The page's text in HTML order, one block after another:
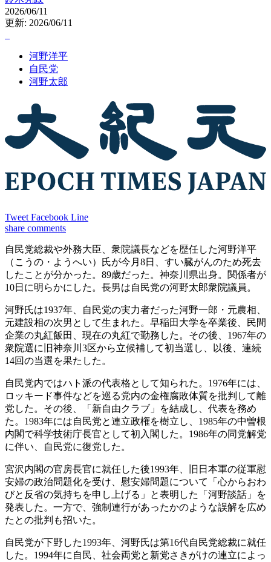
2026/06/11
更新: 2026/06/11
河野洋平
自民党
河野太郎
Tweet Facebook Line
share comments
自民党総裁や外務大臣、衆院議長などを歴任した河野洋平
（こうの・ようへい）氏が今月8日、すい臓がんのため死去
したことが分かった。89歳だった。神奈川県出身。関係者が
10日に明らかにした。長男は自民党の河野太郎衆院議員。
河野氏は1937年、自民党の実力者だった河野一郎・元農相、
元建設相の次男として生まれた。早稲田大学を卒業後、民間
企業の丸紅飯田、現在の丸紅で勤務した。その後、1967年の
衆院選に旧神奈川3区から立候補して初当選し、以後、連続
14回の当選を果たした。
自民党内ではハト派の代表格として知られた。1976年には、
ロッキード事件などを巡る党内の金権腐敗体質を批判して離
党した。その後、「新自由クラブ」を結成し、代表を務め
た。1983年には自民党と連立政権を樹立し、1985年の中曽根
内閣で科学技術庁長官として初入閣した。1986年の同党解党
に伴い、自民党に復党した。
宮沢内閣の官房長官に就任した後1993年、旧日本軍の従軍慰
安婦の政治問題化を受け、慰安婦問題について「心からおわ
びと反省の気持ちを申し上げる」と表明した「河野談話」を
発表した。一方で、強制連行があったかのような誤解を広め
たとの批判も招いた。
自民党が下野した1993年、河野氏は第16代自民党総裁に就任
した。1994年に自民、社会両党と新党さきがけの連立によっ